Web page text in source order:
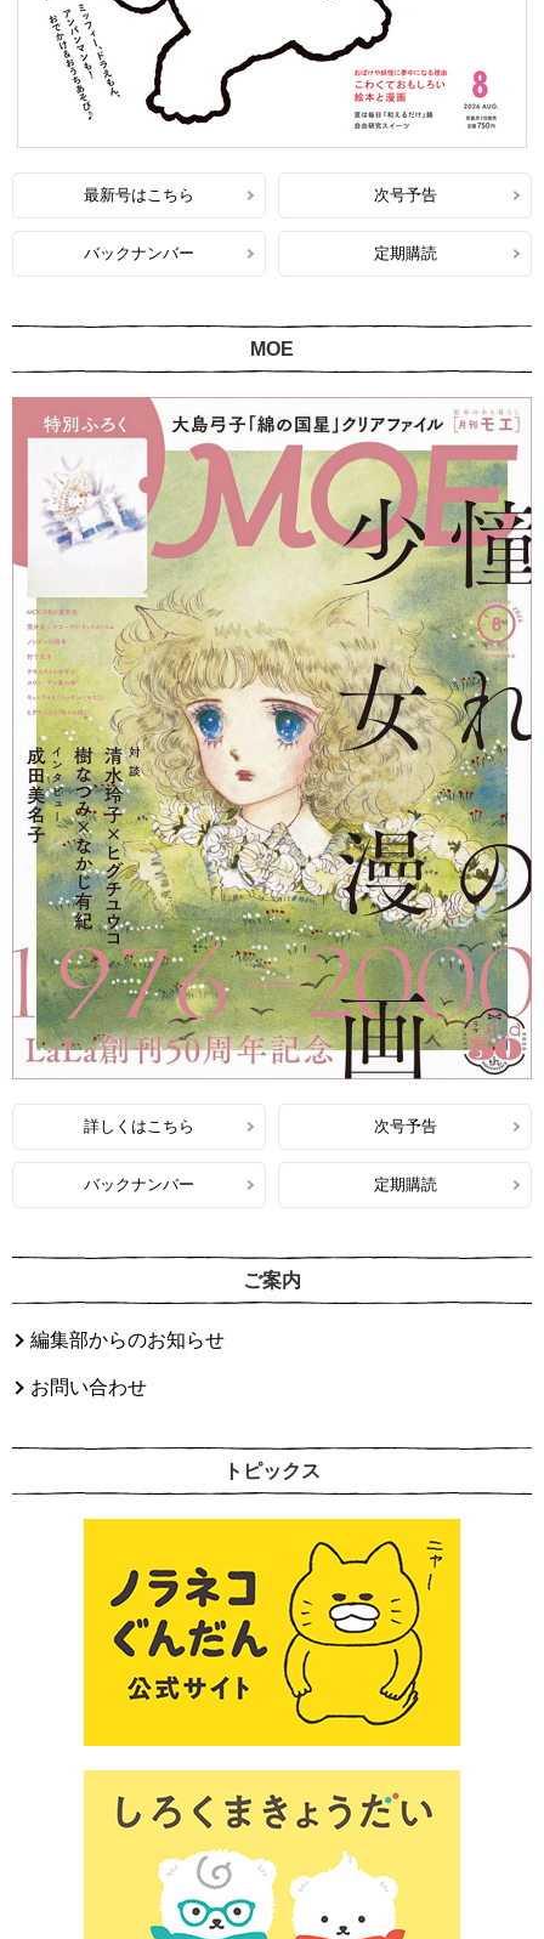
最新号はこちら 次号予告
バックナンバー 定期購読
MOE
詳しくはこちら 次号予告
バックナンバー 定期購読
ご案内
編集部からのお知らせ
お問い合わせ
トピックス